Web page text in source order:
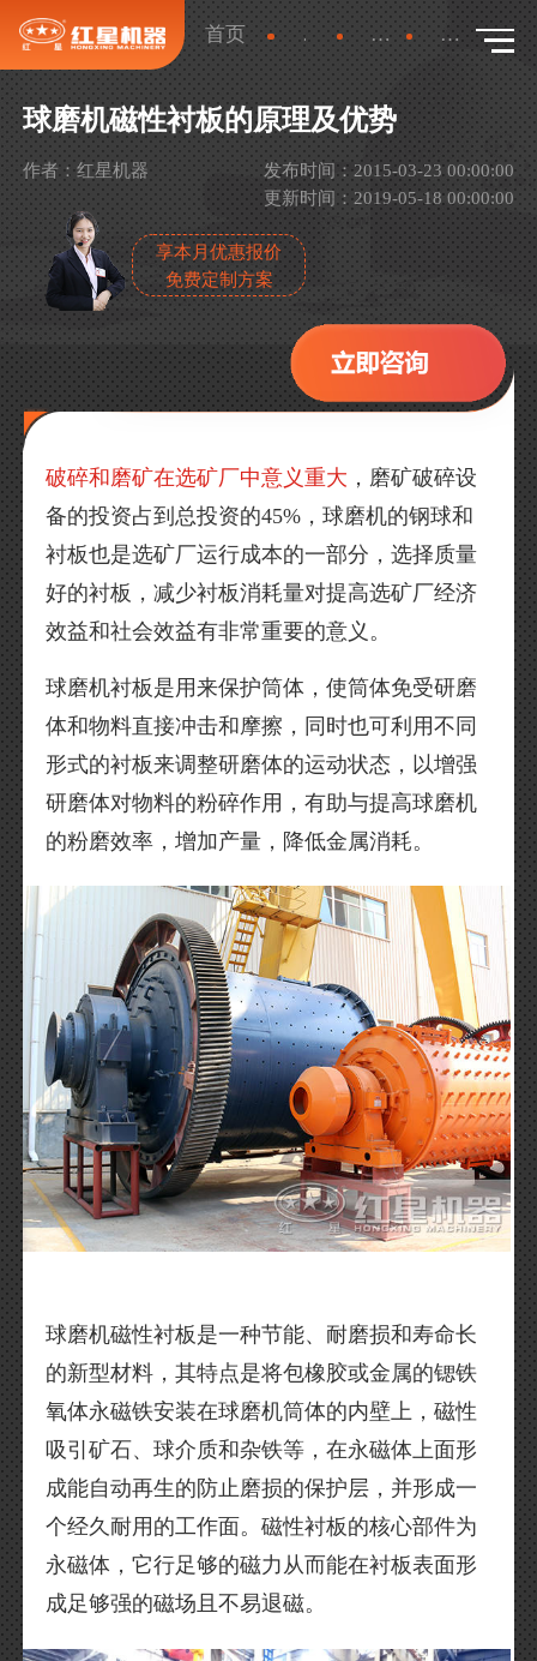
首页 新闻 产品新闻 详情
球磨机磁性衬板的原理及优势
作者：红星机器
发布时间：2015-03-23 00:00:00
更新时间：2019-05-18 00:00:00
享本月优惠报价
免费定制方案
破碎和磨矿在选矿厂中意义重大 ，磨矿破碎设
备的投资占到总投资的45%，球磨机的钢球和
衬板也是选矿厂运行成本的一部分，选择质量
好的衬板，减少衬板消耗量对提高选矿厂经济
效益和社会效益有非常重要的意义。
球磨机衬板是用来保护筒体，使筒体免受研磨
体和物料直接冲击和摩擦，同时也可利用不同
形式的衬板来调整研磨体的运动状态，以增强
研磨体对物料的粉碎作用，有助与提高球磨机
的粉磨效率，增加产量，降低金属消耗。
球磨机磁性衬板是一种节能、耐磨损和寿命长
的新型材料，其特点是将包橡胶或金属的锶铁
氧体永磁铁安装在球磨机筒体的内壁上，磁性
吸引矿石、球介质和杂铁等，在永磁体上面形
成能自动再生的防止磨损的保护层，并形成一
个经久耐用的工作面。磁性衬板的核心部件为
永磁体，它行足够的磁力从而能在衬板表面形
成足够强的磁场且不易退磁。